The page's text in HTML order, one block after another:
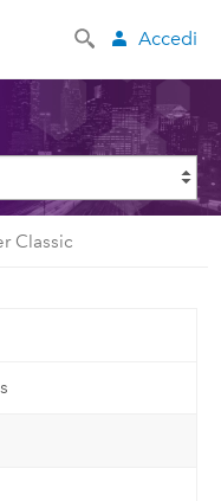
Accedi
Classic